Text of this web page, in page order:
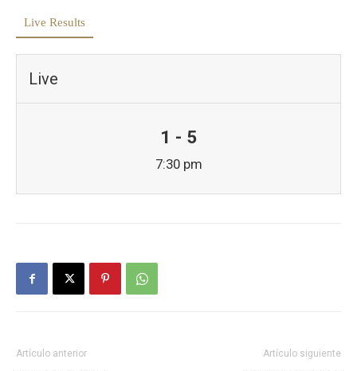
Live Results
Live
1 - 5
7:30 pm
Artículo anterior Artículo siguiente